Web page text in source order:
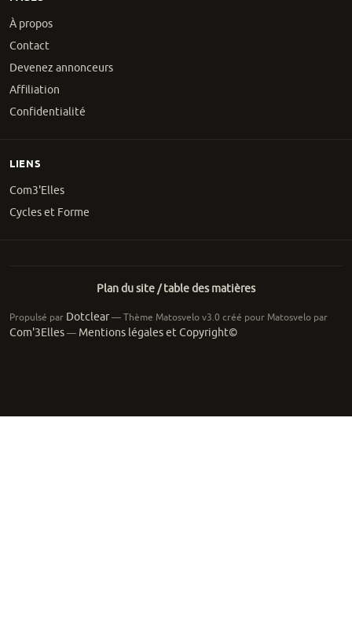
À propos
Contact
Devenez annonceurs
Affiliation
Confidentialité
LIENS
Com3'Elles
Cycles et Forme
Plan du site / table des matières
Propulsé par Dotclear— Thème Matosvelo v3.0 créé pour Matosvelo par
Com'3Elles— Mentions légales et Copyright©